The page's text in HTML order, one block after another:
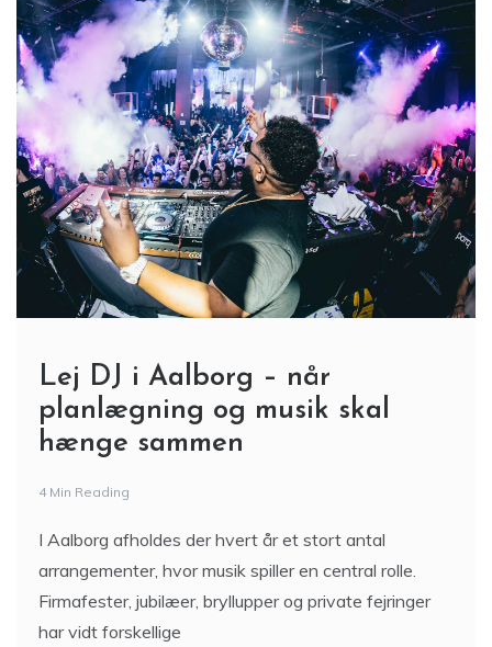
Lej DJ i Aalborg – når
planlægning og musik skal
hænge sammen
4 Min Reading
I Aalborg afholdes der hvert år et stort antal
arrangementer, hvor musik spiller en central rolle.
Firmafester, jubilæer, bryllupper og private fejringer
har vidt forskellige